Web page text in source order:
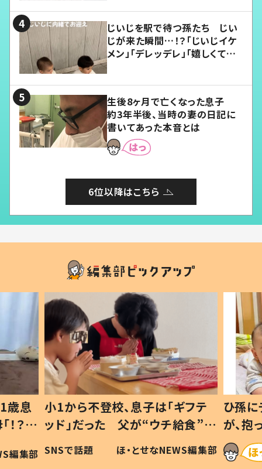
じいじを駅で待つ孫たち じい
じが来た瞬間…！？「じいじイケ
メン」「デレッデレ」「嬉しくて可
生後8ヶ月で亡くなった息子
約3年半後、当時の妻の日記に
書いてあった本音とは
6位以降はこちら
歳息
？」
編集部
小1から不登校、息子は「ギフテ
ッド」だった 父が“ウチ給食”を
作り続ける理由とは #令和の親
#令和の子
SNSで話題 ほ・とせなNEWS編集部
ひ孫
が、
「涙が
い」